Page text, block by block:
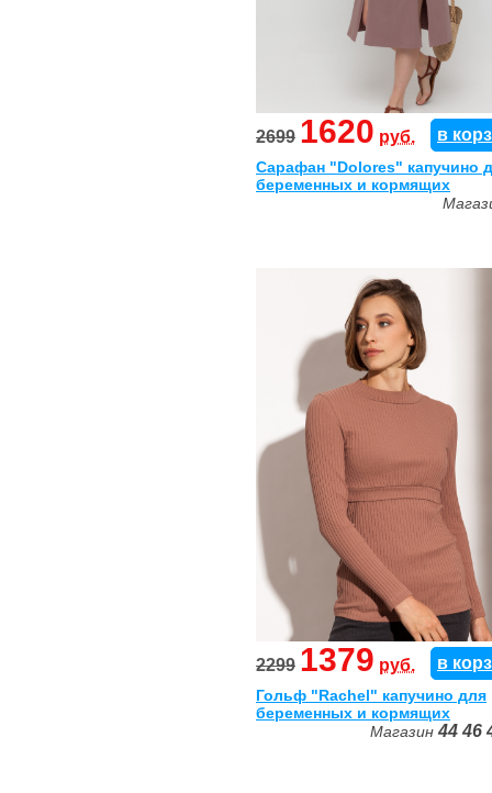
2699 1620 руб. в
Сарафан "Dolores" капучино
беременных и кормящих
2299 1379 руб. в
Гольф "Rachel" капучино для
беременных и кормящих
Магазин4446